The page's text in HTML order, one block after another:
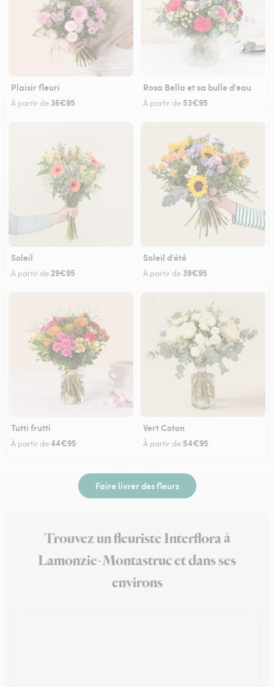
Plaisir fleuri
À partir de 36€95
Rosa Bella et sa bulle d'eau
À partir de 53€95
Soleil
À partir de29€95
Soleil d'été
À partir de 39€95
Tutti frutti
À partir de44€95
Vert Coton
À partir de 54€95
Faire livrer des fleurs
Trouvez un fleuriste Interflora à
Lamonzie-Montastruc et dans ses
environs